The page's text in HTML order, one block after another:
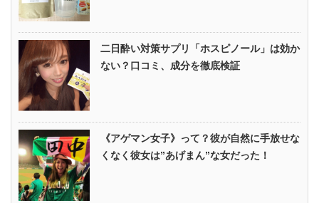
二日酔い対策サプリ「ホスピノール」は効か
ない？口コミ、成分を徹底検証
《アゲマン女子》って？彼が自然に手放せな
くなく彼女は”あげまん”な女だった！